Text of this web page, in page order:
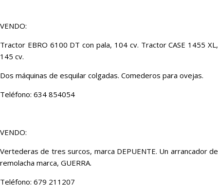
VENDO:
Tractor EBRO 6100 DT con pala, 104 cv. Tractor CASE 1455 XL,
145 cv.
Dos máquinas de esquilar colgadas. Comederos para ovejas.
Teléfono: 634 854054
VENDO:
Vertederas de tres surcos, marca DEPUENTE. Un arrancador de
remolacha marca, GUERRA.
Teléfono: 679 211207